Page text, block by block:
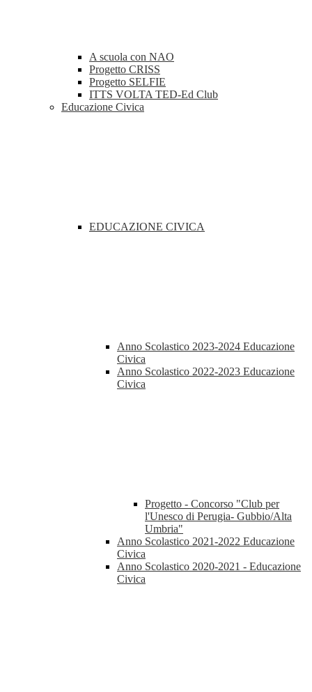
A scuola con NAO
Progetto CRISS
Progetto SELFIE
ITTS VOLTA TED-Ed Club
Educazione Civica
EDUCAZIONE CIVICA
Anno Scolastico 2023-2024 Educazione
Civica
Anno Scolastico 2022-2023 Educazione
Civica
Progetto - Concorso "Club per
l'Unesco di Perugia- Gubbio/Alta
Umbria"
Anno Scolastico 2021-2022 Educazione
Civica
Anno Scolastico 2020-2021 - Educazione
Civica